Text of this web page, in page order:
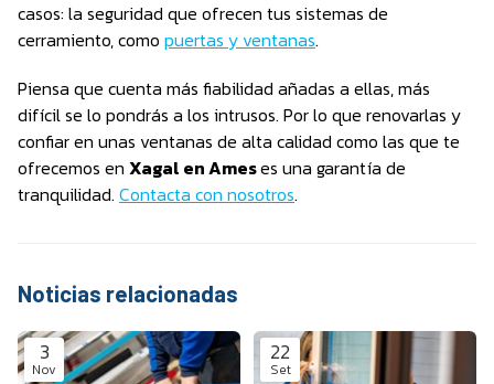
casos: la seguridad que ofrecen tus sistemas de
cerramiento, como puertas y ventanas.
Piensa que cuenta más fiabilidad añadas a ellas, más
difícil se lo pondrás a los intrusos. Por lo que renovarlas y
confiar en unas ventanas de alta calidad como las que te
ofrecemos en Xagal en Ameses una garantía de
tranquilidad. Contacta con nosotros.
Noticias relacionadas
3
Nov
22
Set